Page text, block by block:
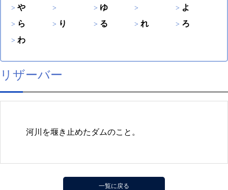
や
ゆ
よ
ら
り る れ
ろ
わ
リザーバー
河川を堰き止めたダムのこと。
一覧に戻る